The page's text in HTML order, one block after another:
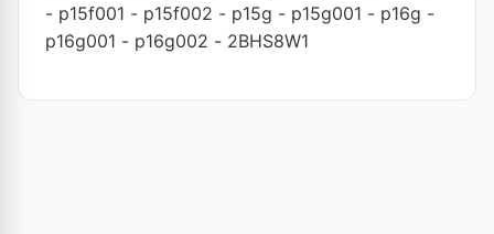
- p15f001 - p15f002 - p15g - p15g001 - p16g -
p16g001 - p16g002 - 2BHS8W1